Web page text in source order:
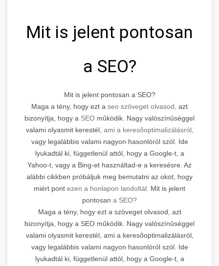
Mit is jelent pontosan
a SEO?
Mit is jelent pontosan a SEO?
Maga a tény, hogy ezt a seo szöveget olvasod, azt
bizonyítja, hogy a SEO mûködik. Nagy valószínûséggel
valami olyasmit kerestél, ami a keresõoptimalizálásról,
vagy legalábbis valami nagyon hasonlóról szól. Ide
lyukadtál ki, függetlenül attól, hogy a Google-t, a
Yahoo-t, vagy a Bing-et használtad-e a keresésre. Az
alábbi cikkben próbáljuk meg bemutatni az okot, hogy
miért pont ezen a honlapon landoltál. Mit is jelent
pontosan a SEO?
Maga a tény, hogy ezt a szöveget olvasod, azt
bizonyítja, hogy a SEO mûködik. Nagy valószínûséggel
valami olyasmit kerestél, ami a keresõoptimalizálásról,
vagy legalábbis valami nagyon hasonlóról szól. Ide
lyukadtál ki, függetlenül attól, hogy a Google-t, a